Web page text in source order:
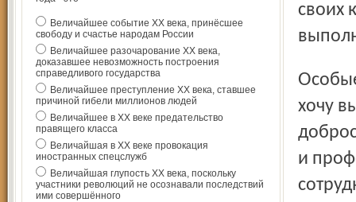
Величайшее событие ХХ века, принёсшее
свободу и счастье народам России
Величайшее разочарование ХХ века,
доказавшее невозможность построения
справедливого государства
Величайшее преступление ХХ века, ставшее
причиной гибели миллионов людей
Величайшее в ХХ веке предательство
правящего класса
Величайшая в ХХ веке провокация
иностранных спецслужб
Величайшая глупость ХХ века, поскольку
участники революций не осознавали последствий
ими совершённого
своих
Особые слова благодарности и самые добрые пожелания
хочу
и